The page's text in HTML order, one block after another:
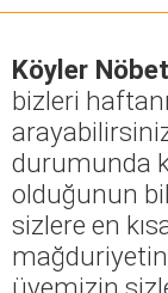
Köyler
bizleri
durumunda
olduğunun
sizlere en
üyemizin